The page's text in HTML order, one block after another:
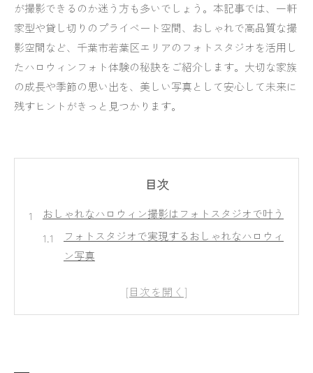
が撮影できるのか迷う方も多いでしょう。本記事では、一軒
家型や貸し切りのプライベート空間、おしゃれで高品質な撮
影空間など、千葉市若葉区エリアのフォトスタジオを活用し
たハロウィンフォト体験の秘訣をご紹介します。大切な家族
の成長や季節の思い出を、美しい写真として安心して未来に
残すヒントがきっと見つかります。
目次
おしゃれなハロウィン撮影はフォトスタジオで叶う
フォトスタジオで実現するおしゃれなハロウィ
ン写真
人気のフォトスタジオで叶える特別なハロウィ